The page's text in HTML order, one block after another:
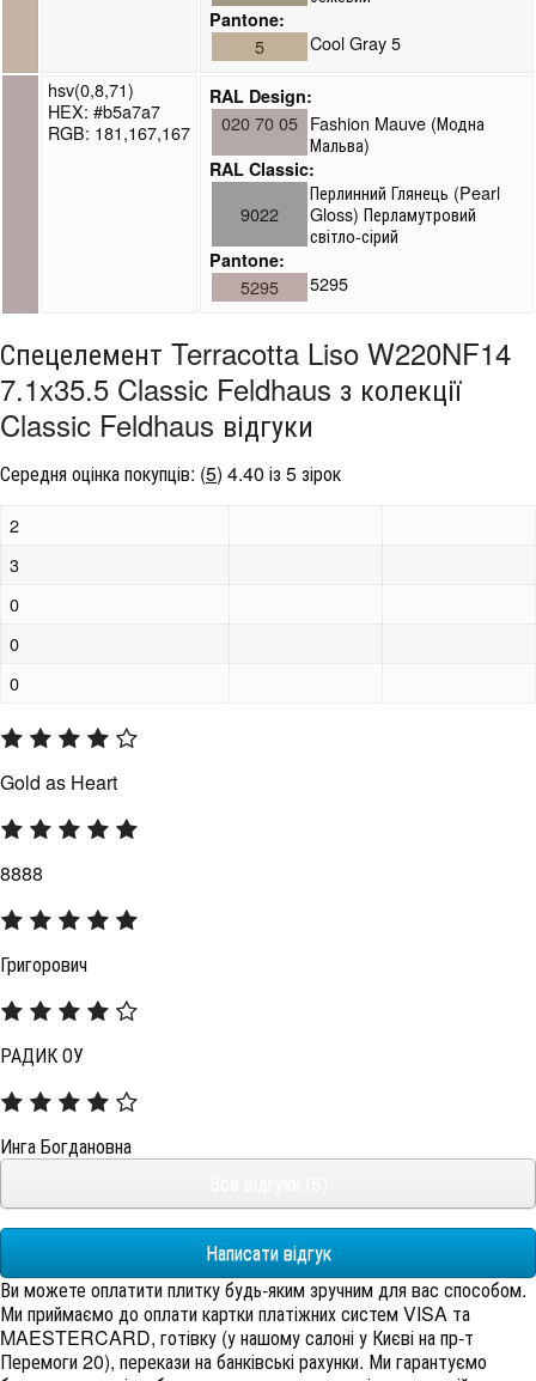
Pantone:
5
Cool Gray 5
hsv(0,8,71)
HEX: #b5a7a7
RGB: 181,167,167
RAL Design:
020 70 05 Fashion Mauve (Модна
Мальва)
RAL Classic:
9022
Перлинний Глянець (Pearl
Gloss) Перламутровий
світло-сірий
Pantone:
5295 5295
Спецелемент Terracotta Liso W220NF14
7.1x35.5 Classic Feldhaus з колекції
Classic Feldhaus відгуки
Середня оцінка покупців: (5) 4.40 із 5 зірок
2
3
0
0
0
Gold as Heart
8888
Григорович
РАДИК ОУ
Инга Богдановна
Написати відгук
Ви можете оплатити плитку будь-яким зручним для вас способом.
Ми приймаємо до оплати картки платіжних систем VISA та
MAESTERCARD, готівку (у нашому салоні у Києві на пр-т
Перемоги 20), перекази на банківські рахунки. Ми гарантуємо